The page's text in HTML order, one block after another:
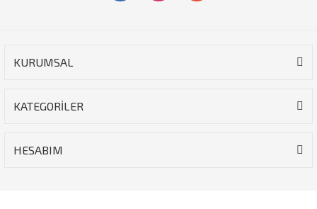
KURUMSAL
KATEGORİLER
HESABIM